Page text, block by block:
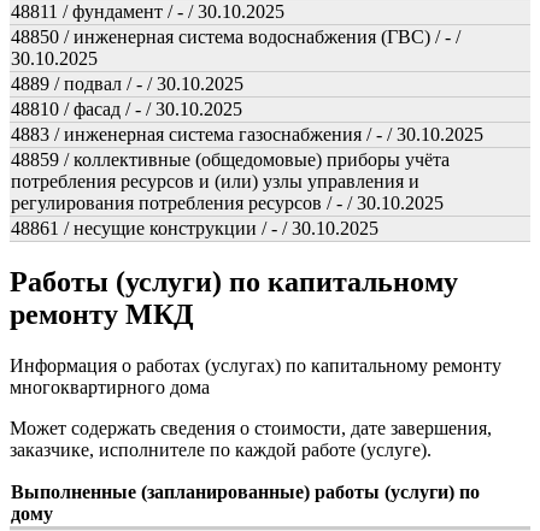
48811 / фундамент / - / 30.10.2025
48850 / инженерная система водоснабжения (ГВС) / - /
30.10.2025
4889 / подвал / - / 30.10.2025
48810 / фасад / - / 30.10.2025
4883 / инженерная система газоснабжения / - / 30.10.2025
48859 / коллективные (общедомовые) приборы учёта
потребления ресурсов и (или) узлы управления и
регулирования потребления ресурсов / - / 30.10.2025
48861 / несущие конструкции / - / 30.10.2025
Работы (услуги) по капитальному
ремонту МКД
Информация о работах (услугах) по капитальному ремонту
многоквартирного дома
Может содержать сведения о стоимости, дате завершения,
заказчике, исполнителе по каждой работе (услуге).
Выполненные (запланированные) работы (услуги) по
дому